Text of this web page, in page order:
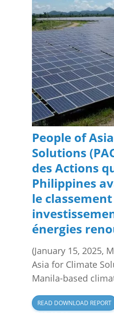
People of
Solutions
des Actions
Philippines
le classement
énergies
(January 15, 2025,
Asia for Climate
Manila-based
READ DOWNLOAD REPORT